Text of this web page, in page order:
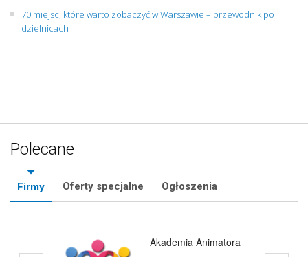
70 miejsc, które warto zobaczyć w Warszawie – przewodnik po
dzielnicach
Polecane
Firmy Oferty specjalne Ogłoszenia
Akademia Animatora